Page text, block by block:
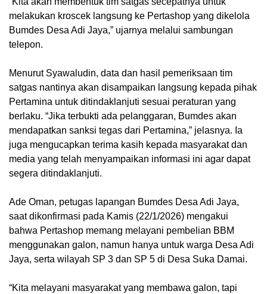
melakukan kroscek langsung ke Pertashop yang dikelola
Bumdes Desa Adi Jaya,” ujarnya melalui sambungan
telepon.
Menurut Syawaludin, data dan hasil pemeriksaan tim
satgas nantinya akan disampaikan langsung kepada pihak
Pertamina untuk ditindaklanjuti sesuai peraturan yang
berlaku. “Jika terbukti ada pelanggaran, Bumdes akan
mendapatkan sanksi tegas dari Pertamina,” jelasnya. Ia
juga mengucapkan terima kasih kepada masyarakat dan
media yang telah menyampaikan informasi ini agar dapat
segera ditindaklanjuti.
Ade Oman, petugas lapangan Bumdes Desa Adi Jaya,
saat dikonfirmasi pada Kamis (22/1/2026) mengakui
bahwa Pertashop memang melayani pembelian BBM
menggunakan galon, namun hanya untuk warga Desa Adi
Jaya, serta wilayah SP 3 dan SP 5 di Desa Suka Damai.
“Kita melayani masyarakat yang membawa galon, tapi